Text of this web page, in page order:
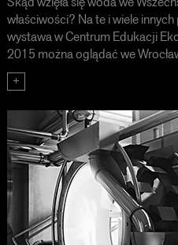
Skąd wzięła się woda we
właściwości? Na te i wiele
wystawa w Centrum Edukacji
2015 można oglądać we